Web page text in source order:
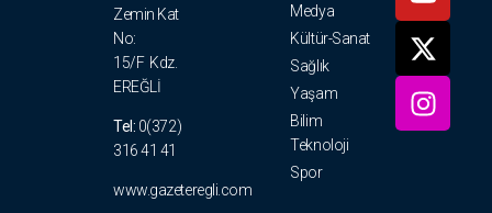
Zemin Kat
No:
15/F Kdz.
EREĞLİ
Tel: 0(372)
316 41 41
www.gazeteregli.com
Medya
Kültür-Sanat
Sağlık
Yaşam
Bilim
Teknoloji
Spor